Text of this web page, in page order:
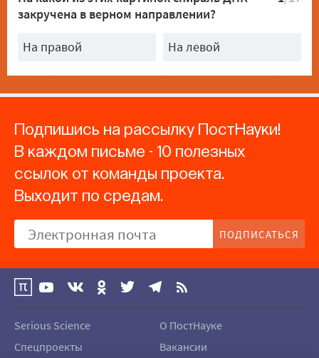
закручена в верном направлении?
На правой На левой
Подпишись на рассылку ПостНауки!
В каждом письме - 10 полезных
ссылок от команды проекта.
Выходит по средам.
ПОДПИСАТЬСЯ
Serious Science
Спецпроекты
О ПостНауке
Вакансии